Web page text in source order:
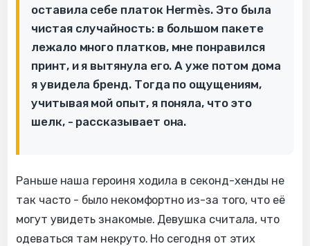
оставила себе платок Hermès. Это была
чистая случайность: в большом пакете
лежало много платков, мне понравился
принт, и я вытянула его. А уже потом дома
я увидела бренд. Тогда по ощущениям,
учитывая мой опыт, я поняла, что это
шелк, - рассказывает она.
Раньше наша героиня ходила в секонд-хенды не
так часто - было некомфортно из-за того, что её
могут увидеть знакомые. Девушка считала, что
одеваться там некруто. Но сегодня от этих